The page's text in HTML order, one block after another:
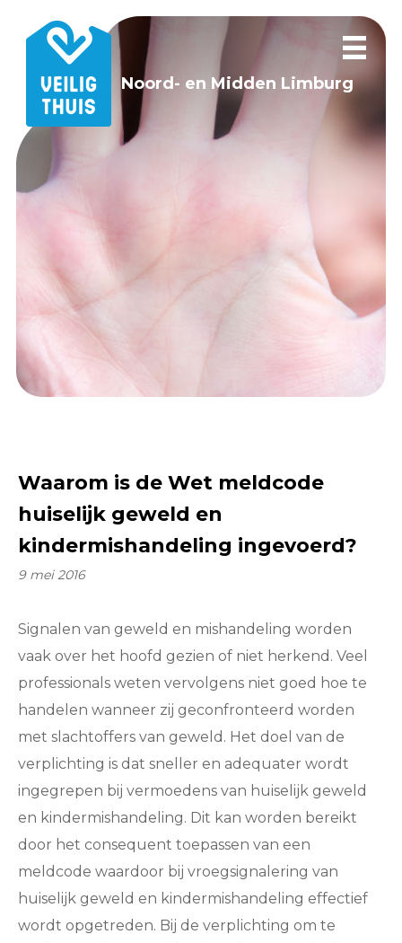
Noord- en Midden Limburg
Waarom is de Wet meldcode
huiselijk geweld en
kindermishandeling ingevoerd?
9 mei 2016
Signalen van geweld en mishandeling worden
vaak over het hoofd gezien of niet herkend. Veel
professionals weten vervolgens niet goed hoe te
handelen wanneer zij geconfronteerd worden
met slachtoffers van geweld. Het doel van de
verplichting is dat sneller en adequater wordt
ingegrepen bij vermoedens van huiselijk geweld
en kindermishandeling. Dit kan worden bereikt
door het consequent toepassen van een
meldcode waardoor bij vroegsignalering van
huiselijk geweld en kindermishandeling effectief
wordt opgetreden. Bij de verplichting om te